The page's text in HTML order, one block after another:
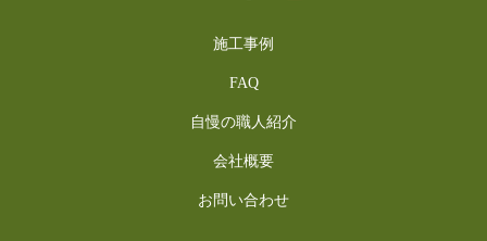
施工事例
FAQ
自慢の職人紹介
会社概要
お問い合わせ